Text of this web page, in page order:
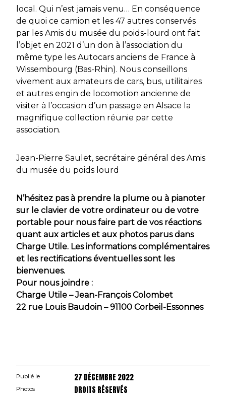
local. Qui n’est jamais venu… En conséquence
de quoi ce camion et les 47 autres conservés
par les Amis du musée du poids-lourd ont fait
l’objet en 2021 d’un don à l’association du
même type les Autocars anciens de France à
Wissembourg (Bas-Rhin). Nous conseillons
vivement aux amateurs de cars, bus, utilitaires
et autres engin de locomotion ancienne de
visiter à l’occasion d’un passage en Alsace la
magnifique collection réunie par cette
association.
Jean-Pierre Saulet, secrétaire général des Amis
du musée du poids lourd
N’hésitez pas à prendre la plume ou à pianoter
sur le clavier de votre ordinateur ou de votre
portable pour nous faire part de vos réactions
quant aux articles et aux photos parus dans
Charge Utile. Les informations complémentaires
et les rectifications éventuelles sont les
bienvenues.
Pour nous joindre :
Charge Utile – Jean-François Colombet
22 rue Louis Baudoin – 91100 Corbeil-Essonnes
Publié le 27 DÉCEMBRE 2022
Photos DROITS RÉSERVÉS